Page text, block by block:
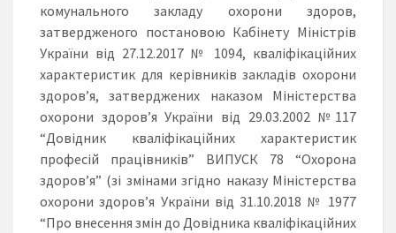
комунального закладу охорони здоров,
затвердженого постановою Кабінету Міністрів
України від 27.12.2017 № 1094, кваліфікаційних
характеристик для керівників закладів охорони
здоров’я, затверджених наказом Міністерства
охорони здоров’я України від 29.03.2002 №117
“Довідник кваліфікаційних характеристик
професій працівників” ВИПУСК 78 “Охорона
здоров’я” (зі змінами згідно наказу Міністерства
охорони здоров’я України від 31.10.2018 № 1977
“Про внесення змін до Довідника кваліфікаційних